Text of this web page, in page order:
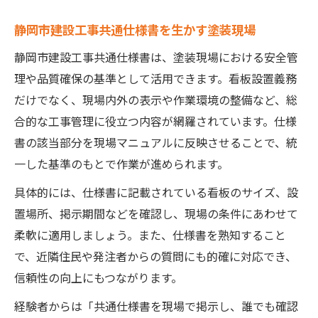
静岡市建設工事共通仕様書を生かす塗装現場
静岡市建設工事共通仕様書は、塗装現場における安全管
理や品質確保の基準として活用できます。看板設置義務
だけでなく、現場内外の表示や作業環境の整備など、総
合的な工事管理に役立つ内容が網羅されています。仕様
書の該当部分を現場マニュアルに反映させることで、統
一した基準のもとで作業が進められます。
具体的には、仕様書に記載されている看板のサイズ、設
置場所、掲示期間などを確認し、現場の条件にあわせて
柔軟に適用しましょう。また、仕様書を熟知すること
で、近隣住民や発注者からの質問にも的確に対応でき、
信頼性の向上にもつながります。
経験者からは「共通仕様書を現場で掲示し、誰でも確認